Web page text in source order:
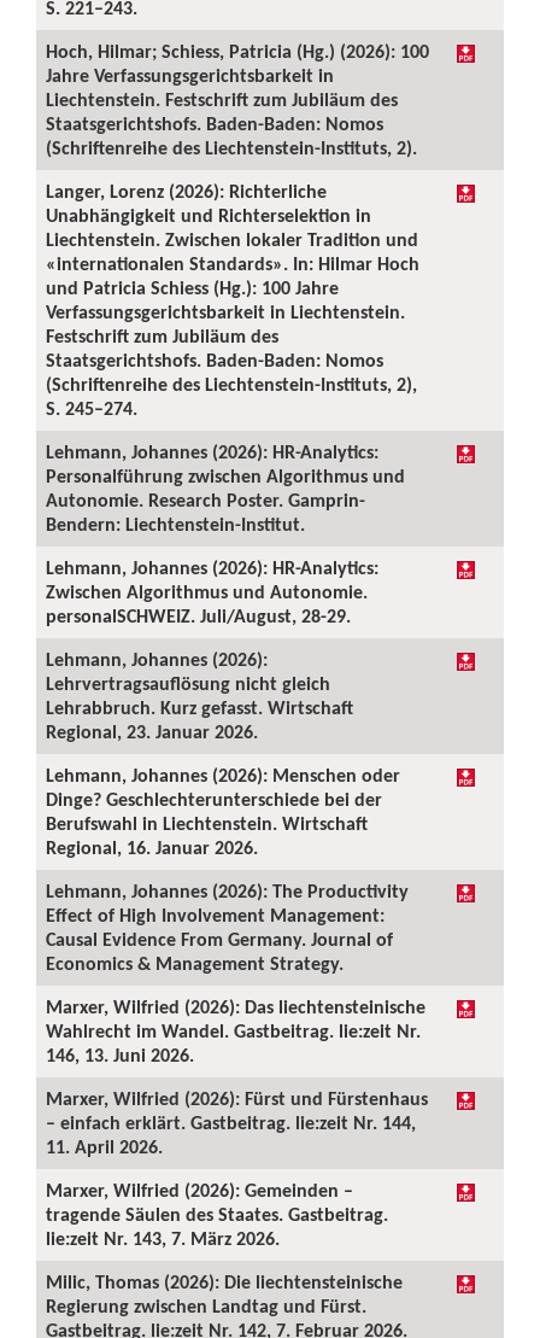
S. 221–243.
Hoch, Hilmar; Schiess, Patricia (Hg.) (2026): 100
Jahre Verfassungsgerichtsbarkeit in
Liechtenstein. Festschrift zum Jubiläum des
Staatsgerichtshofs. Baden-Baden: Nomos
(Schriftenreihe des Liechtenstein-Instituts, 2).
Langer, Lorenz (2026): Richterliche
Unabhängigkeit und Richterselektion in
Liechtenstein. Zwischen lokaler Tradition und
«internationalen Standards». In: Hilmar Hoch
und Patricia Schiess (Hg.): 100 Jahre
Verfassungsgerichtsbarkeit in Liechtenstein.
Festschrift zum Jubiläum des
Staatsgerichtshofs. Baden-Baden: Nomos
(Schriftenreihe des Liechtenstein-Instituts, 2),
S. 245–274.
Lehmann, Johannes (2026): HR-Analytics:
Personalführung zwischen Algorithmus und
Autonomie. Research Poster. Gamprin-
Bendern: Liechtenstein-Institut.
Lehmann, Johannes (2026): HR-Analytics:
Zwischen Algorithmus und Autonomie.
personalSCHWEIZ. Juli/August, 28-29.
Lehmann, Johannes (2026):
Lehrvertragsauflösung nicht gleich
Lehrabbruch. Kurz gefasst. Wirtschaft
Regional, 23. Januar 2026.
Lehmann, Johannes (2026): Menschen oder
Dinge? Geschlechterunterschiede bei der
Berufswahl in Liechtenstein. Wirtschaft
Regional, 16. Januar 2026.
Lehmann, Johannes (2026): The Productivity
Effect of High Involvement Management:
Causal Evidence From Germany. Journal of
Economics & Management Strategy.
Marxer, Wilfried (2026): Das liechtensteinische
Wahlrecht im Wandel. Gastbeitrag. lie:zeit Nr.
146, 13. Juni 2026.
Marxer, Wilfried (2026): Fürst und Fürstenhaus
– einfach erklärt. Gastbeitrag. lie:zeit Nr. 144,
11. April 2026.
Marxer, Wilfried (2026): Gemeinden –
tragende Säulen des Staates. Gastbeitrag.
lie:zeit Nr. 143, 7. März 2026.
Milic, Thomas (2026): Die liechtensteinische
Regierung zwischen Landtag und Fürst.
Gastbeitrag. lie:zeit Nr. 142, 7. Februar 2026.